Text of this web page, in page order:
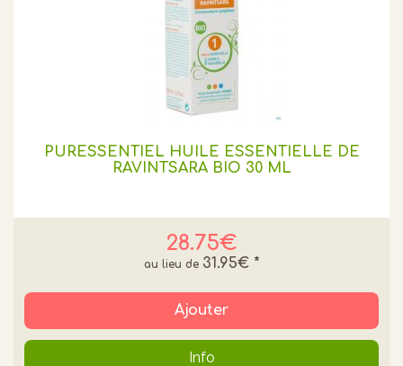
PURESSENTIEL HUILE ESSENTIELLE DE
RAVINTSARA BIO 30 ML
28.75€
31.95€ *
Ajouter
Info